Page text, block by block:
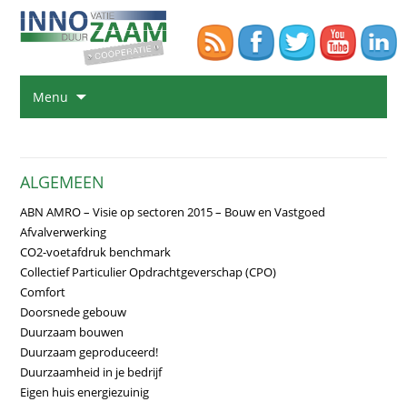
Menu
ALGEMEEN
ABN AMRO – Visie op sectoren 2015 – Bouw en Vastgoed
Afvalverwerking
CO2-voetafdruk benchmark
Collectief Particulier Opdrachtgeverschap (CPO)
Comfort
Doorsnede gebouw
Duurzaam bouwen
Duurzaam geproduceerd!
Duurzaamheid in je bedrijf
Eigen huis energiezuinig